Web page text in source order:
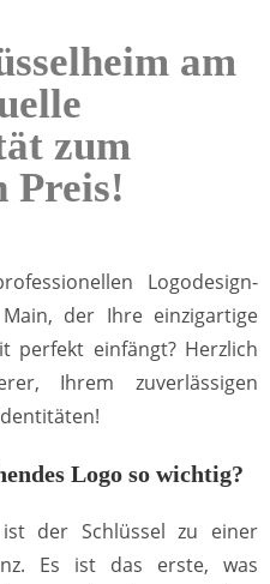
am
zum
Preis!
Logodesign-
der Ihre einzigartige
perfekt einfängt? Herzlich
Ihrem zuverlässigen
Logo so wichtig?
der Schlüssel zu einer
Es ist das erste, was